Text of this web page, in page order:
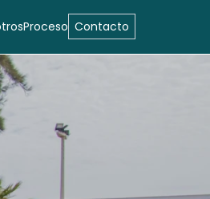
Proceso Contacto